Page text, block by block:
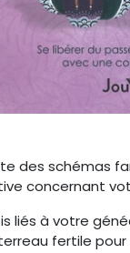
des
concernant
liés à votre
fertile pour